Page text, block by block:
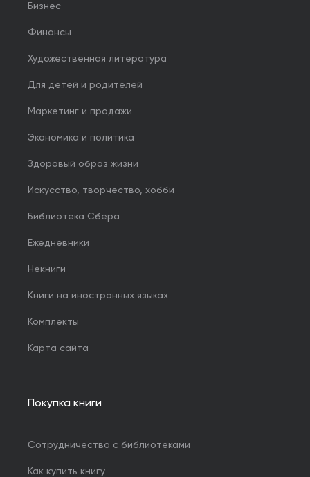
Бизнес
Финансы
Художественная литература
Для детей и родителей
Маркетинг и продажи
Экономика и политика
Здоровый образ жизни
Искусство, творчество, хобби
Библиотека Сбера
Ежедневники
Некниги
Книги на иностранных языках
Комплекты
Карта сайта
Покупка книги
Сотрудничество с библиотеками
Как купить книгу